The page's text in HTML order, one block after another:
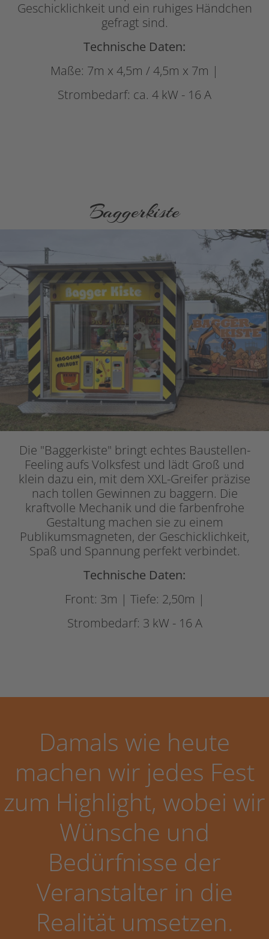
Geschicklichkeit und ein ruhiges Händchen
gefragt sind.
Technische Daten:
Maße: 7m x 4,5m / 4,5m x 7m |
Strombedarf: ca. 4 kW - 16 A
Baggerkiste
Die "Baggerkiste" bringt echtes Baustellen-
Feeling aufs Volksfest und lädt Groß und
klein dazu ein, mit dem XXL-Greifer präzise
nach tollen Gewinnen zu baggern. Die
kraftvolle Mechanik und die farbenfrohe
Gestaltung machen sie zu einem
Publikumsmagneten, der Geschicklichkeit,
Spaß und Spannung perfekt verbindet.
Technische Daten:
Front: 3m | Tiefe: 2,50m |
Strombedarf: 3 kW - 16 A
Damals wie heute
machen wir jedes Fest
zum Highlight, wobei wir
Wünsche und
Bedürfnisse der
Veranstalter in die
Realität umsetzen.